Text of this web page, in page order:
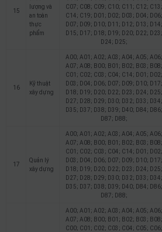
15
lượng và
an toàn
thực
phẩm
C07; C08; C09; C10; C11; C12; C13;
C14; C19; D01; D02; D03; D04; D06;
D07; D09; D10; D11; D12; D13; D14;
D15; D17; D18; D19; D20; D22; D23;
D24; D25;
16
Kỹ thuật
xây dựng
A00; A01; A02; A03; A04; A05; A06;
A07; A08; B00; B01; B02; B03; B08;
C01; C02; C03; C04; C14; D01; D02;
D03; D04; D06; D07; D09; D10; D17;
D18; D19; D20; D22; D23; D24; D25;
D27; D28; D29; D30; D32; D33; D34;
D35; D37; D38; D39; D40; D84; D86;
D87; D88;
17
Quản lý
xây dựng
A00; A01; A02; A03; A04; A05; A06;
A07; A08; B00; B01; B02; B03; B08;
C01; C02; C03; C04; C14; D01; D02;
D03; D04; D06; D07; D09; D10; D17;
D18; D19; D20; D22; D23; D24; D25;
D27; D28; D29; D30; D32; D33; D34;
D35; D37; D38; D39; D40; D84; D86;
D87; D88;
A00; A01; A02; A03; A04; A05; A06;
A07; A08; B00; B01; B02; B03; B08;
C00; C01; C02; C03; C04; C05; C06;